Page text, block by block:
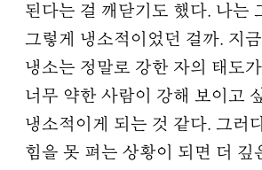
된다는 걸 깨닫기도 했다. 나는
그렇게 냉소적이었던 걸까. 지
냉소는 정말로 강한 자의 태도
너무 약한 사람이 강해 보이고
냉소적이게 되는 것 같다. 그러
힘을 못 펴는 상황이 되면 더 깊